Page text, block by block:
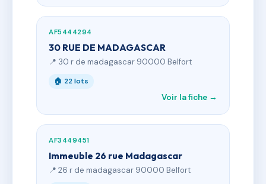
AF5444294
30 RUE DE MADAGASCAR
📍 30 r de madagascar 90000 Belfort
🏠 22 lots
Voir la fiche →
AF3449451
Immeuble 26 rue Madagascar
📍 26 r de madagascar 90000 Belfort